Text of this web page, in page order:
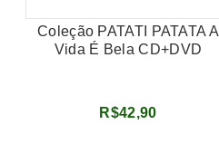
Coleção PATATI PATATA A
Vida É Bela CD+DVD
R$42,90